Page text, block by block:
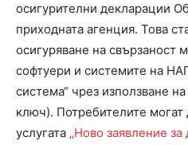
осигурителни декларации
приходната агенция. Това
осигуряване на свързаност
софтуери и системите на
система“ чрез използване
ключ). Потребителите могат
услугата „Ново заявление за